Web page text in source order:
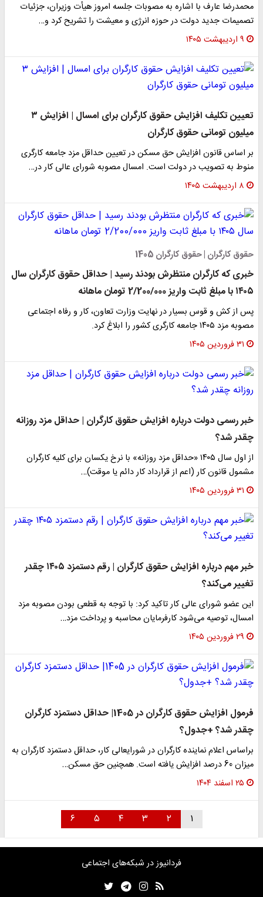
محمدرضا عارف با اشاره به مصوبات جلسه امروز هیأت وزیران، جزئیات
تصمیمات جدید دولت در حوزه انرژی و معیشت را تشریح کرد و…
۹ اردیبهشت ۱۴۰۵
تعیین تکلیف افزایش حقوق کارگران برای امسال | افزایش ۳
میلیون تومانی حقوق کارگران
بر اساس قانون افزایش حق مسکن در تعیین حداقل مزد جامعه کارگری
منوط به تصویب در دولت است. امسال مصوبه شورای عالی کار در…
۸ اردیبهشت ۱۴۰۵
حقوق کارگران | حقوق کارگران 1405
خبری که کارگران منتظرش بودند رسید | حداقل حقوق کارگران سال
۱۴۰۵ با مبلغ ثابت واریز 2/200/000 تومان ماهانه
پس از کش و قوس بسیار در نهایت وزارت تعاون، کار و رفاه اجتماعی
مصوبه مزد ۱۴۰۵ جامعه کارگری کشور را ابلاغ کرد.
۳۱ فروردین ۱۴۰۵
خبر رسمی دولت درباره افزایش حقوق کارگران | حداقل مزد روزانه
چقدر شد؟
از اول سال ۱۴۰۵ «حداقل مزد روزانه» با نرخ یکسان برای کلیه کارگران
مشمول قانون کار (اعم از قرارداد کار دائم یا موقت)…
۳۱ فروردین ۱۴۰۵
خبر مهم درباره افزایش حقوق کارگران | رقم دستمزد ۱۴۰۵ چقدر
تغییر می‌کند؟
این عضو شورای عالی کار تاکید کرد: با توجه به قطعی بودن مصوبه مزد
امسال، توصیه می‌شود کارفرمایان محاسبه و پرداخت مزد…
۲۹ فروردین ۱۴۰۵
فرمول افزایش حقوق کارگران در 1405| حداقل دستمزد کارگران
چقدر شد؟ +جدول؟
براساس اعلام نماینده کارگران در شورایعالی کار، حداقل دستمزد کارگران به
میزان 60 درصد افزایش یافته است. همچنین حق مسکن…
۲۵ اسفند ۱۴۰۴
۱ ۲ ۳ ۴ ۵ ۶
فردانیوز در شبکه‌های اجتماعی